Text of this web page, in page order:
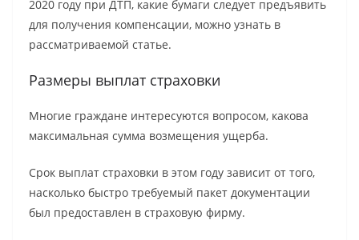
2020 году при ДТП, какие бумаги следует предъявить
для получения компенсации, можно узнать в
рассматриваемой статье.
Размеры выплат страховки
Многие граждане интересуются вопросом, какова
максимальная сумма возмещения ущерба.
Срок выплат страховки в этом году зависит от того,
насколько быстро требуемый пакет документации
был предоставлен в страховую фирму.